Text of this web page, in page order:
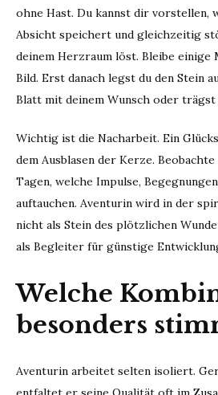
ohne Hast. Du kannst dir vorstellen,
Absicht speichert und gleichzeitig
deinem Herzraum löst. Bleibe einige
Bild. Erst danach legst du den Stein
Blatt mit deinem Wunsch oder trägst
Wichtig ist die Nacharbeit. Ein
dem Ausblasen der Kerze.
Tagen, welche Impulse,
auftauchen. Aventurin wird in der
nicht als Stein des plötzlichen
als Begleiter für günstige
Welche
besonders
Aventurin arbeitet selten isoliert.